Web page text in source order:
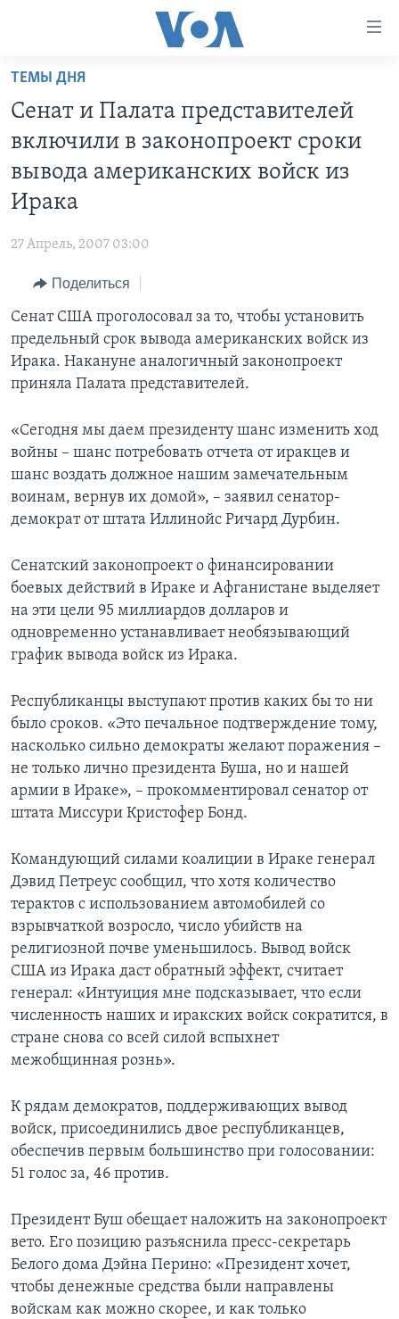
Перейти
основной
контент
основной
Перейти
поиск
ПОЧЕМУ ЭТО ВАЖНО?
ДИСКУССИЯ VOA
ДЕТАЛИ
НЬЮ-ЙОРК NEW YORK
АМЕРИКА. БОЛЬШОЕ ПУТЕШЕСТВИЕ
А КАК В АМЕРИКЕ?
АРТЕФАКТЫ
АМЕРИКАНСКИЕ ГОРОДКИ
ТЕСТЫ
ЭКСПЕРТИЗА
ФАКТЫ ПРОТИВ ФЕЙКОВ
ЗА СВОБОДУ ПРЕССЫ
УЧИМ АНГЛИЙСКИЙ
ВИДЕО
ПОДПИСКА НА НОВОСТИ
Learning English
СОЦИАЛЬНЫЕ СЕТИ
Языки
ТЕМЫ ДНЯ
Сенат и Палата представителей
включили в законопроект сроки
вывода американских войск из
Ирака
27 Апрель, 2007 03:00
Поделиться
Сенат США проголосовал за то, чтобы установить
предельный срок вывода американских войск из
Ирака. Накануне аналогичный законопроект
приняла Палата представителей.
«Сегодня мы даем президенту шанс изменить ход
войны – шанс потребовать отчета от иракцев и
шанс воздать должное нашим замечательным
воинам, вернув их домой», – заявил сенатор-
демократ от штата Иллинойс Ричард Дурбин.
Сенатский законопроект о финансировании
боевых действий в Ираке и Афганистане выделяет
на эти цели 95 миллиардов долларов и
одновременно устанавливает необязывающий
график вывода войск из Ирака.
Республиканцы выступают против каких бы то ни
было сроков. «Это печальное подтверждение тому,
насколько сильно демократы желают поражения –
не только лично президента Буша, но и нашей
армии в Ираке», – прокомментировал сенатор от
штата Миссури Кристофер Бонд.
Командующий силами коалиции в Ираке генерал
Дэвид Петреус сообщил, что хотя количество
терактов с использованием автомобилей со
взрывчаткой возросло, число убийств на
религиозной почве уменьшилось. Вывод войск
США из Ирака даст обратный эффект, считает
генерал: «Интуиция мне подсказывает, что если
численность наших и иракских войск сократится, в
стране снова со всей силой вспыхнет
межобщинная рознь».
К рядам демократов, поддерживающих вывод
войск, присоединились двое республиканцев,
обеспечив первым большинство при голосовании:
51 голос за, 46 против.
Президент Буш обещает наложить на законопроект
вето. Его позицию разъяснила пресс-секретарь
Белого дома Дэйна Перино: «Президент хочет,
чтобы денежные средства были направлены
войскам как можно скорее, и как только